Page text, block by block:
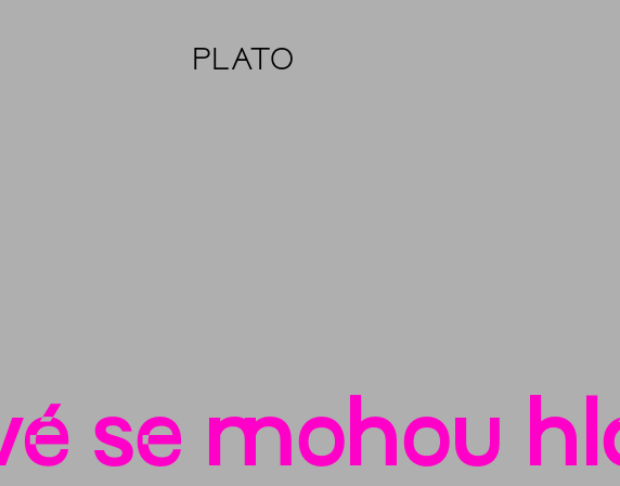
PLATO
se mohou